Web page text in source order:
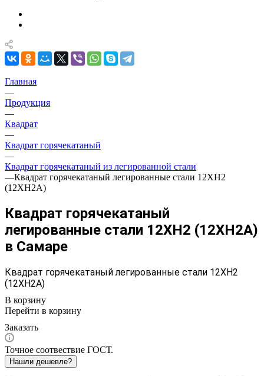
Главная
—
Продукция
—
Квадрат
—
Квадрат горячекатаный
—
Квадрат горячекатаный из легированной стали
—Квадрат горячекатаный легированные стали 12ХН2
(12ХН2А)
Квадрат горячекатаный
легированные стали 12ХН2 (12ХН2А)
в Самаре
Квадрат горячекатаный легированные стали 12ХН2
(12ХН2А)
В корзину
Перейти в корзину
Заказать
Точное соотвествие ГОСТ.
Нашли дешевле?